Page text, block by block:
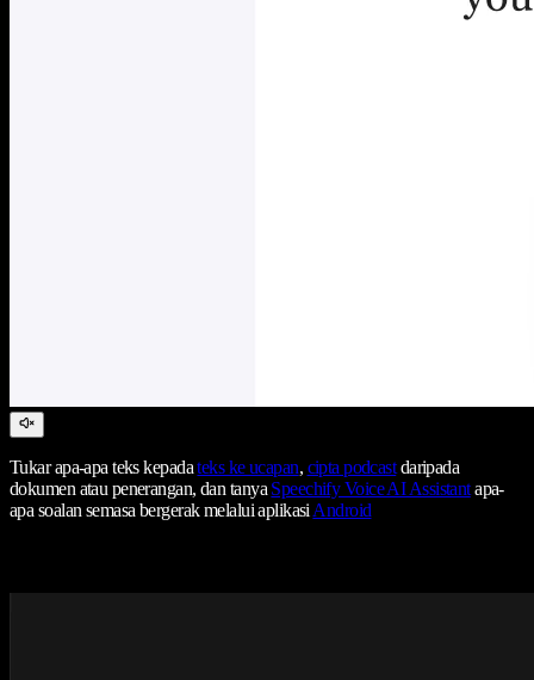
Tukar apa-apa teks kepadateks ke ucapan, cipta podcastdaripada
dokumen atau penerangan, dan tanyaSpeechify Voice AI Assistantapa-
apa soalan semasa bergerak melalui aplikasiAndroid